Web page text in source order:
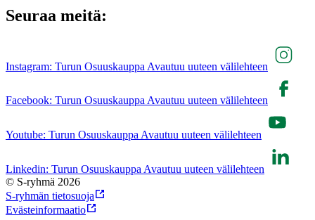
Seuraa meitä:
Instagram: Turun Osuuskauppa Avautuu uuteen välilehteen
Facebook: Turun Osuuskauppa Avautuu uuteen välilehteen
Youtube: Turun Osuuskauppa Avautuu uuteen välilehteen
Linkedin: Turun Osuuskauppa Avautuu uuteen välilehteen
© S-ryhmä 2026
S-ryhmän tietosuoja
Evästeinformaatio